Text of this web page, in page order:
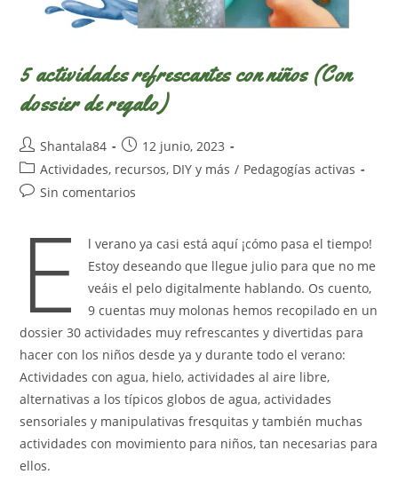
5 actividades refrescantes con niños (Con
dossier de regalo)
Autor
de
la
entrada:
Shantala84
Publicación
de
entrada:
12 junio, 2023
Categoría
de
Actividades, recursos, DIY y más / Pedagogías activas
Comentarios
entrada:
Sin comentarios
E
l verano ya casi está aquí ¡cómo pasa el tiempo!
Estoy deseando que llegue julio para que no me
veáis el pelo digitalmente hablando. Os cuento,
9 cuentas muy molonas hemos recopilado en un
dossier 30 actividades muy refrescantes y divertidas para
hacer con los niños desde ya y durante todo el verano:
Actividades con agua, hielo, actividades al aire libre,
alternativas a los típicos globos de agua, actividades
sensoriales y manipulativas fresquitas y también muchas
actividades con movimiento para niños, tan necesarias para
ellos.